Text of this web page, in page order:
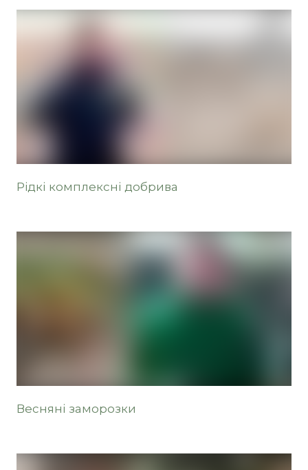
Рідкі комплексні добрива
Весняні заморозки